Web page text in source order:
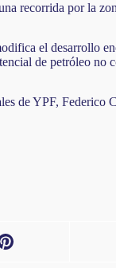
recorrida por la
el desarrollo
de petróleo no
de YPF, Federico